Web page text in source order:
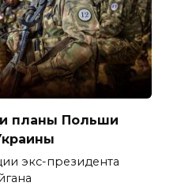
планы Польши
экс-президента